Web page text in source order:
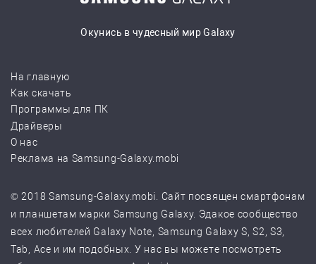
Окунись в чудесный мир Galaxy
На главную
Как скачать
Программы для ПК
Драйверы
О нас
Реклама на Samsung-Galaxy.mobi
© 2018 Samsung-Galaxy.mobi. Сайт посвящен смартфонам
и планшетам марки Samsung Galaxy. Эдакое сообщество
всех любителей Galaxy Note, Samsung Galaxy S, S2, S3,
Tab, Ace и им подобных. У нас вы можете посмотреть